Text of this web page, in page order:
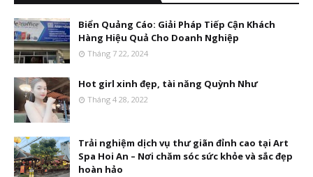
Biển Quảng Cáo: Giải Pháp Tiếp Cận Khách
Hàng Hiệu Quả Cho Doanh Nghiệp
Tháng 7 22, 2024
Hot girl xinh đẹp, tài năng Quỳnh Như
Tháng 4 28, 2022
Trải nghiệm dịch vụ thư giãn đỉnh cao tại Art
Spa Hoi An – Nơi chăm sóc sức khỏe và sắc đẹp
hoàn hảo